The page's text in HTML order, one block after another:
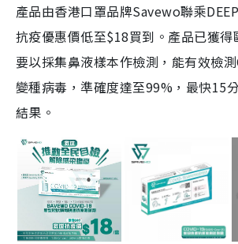
產品由香港口罩品牌Savewo聯乘
抗疫優惠價低至$18買到。產品已獲得
要以採集鼻液樣本作檢測，能有效檢
變種病毒，準確度達至99%，最快15
結果。